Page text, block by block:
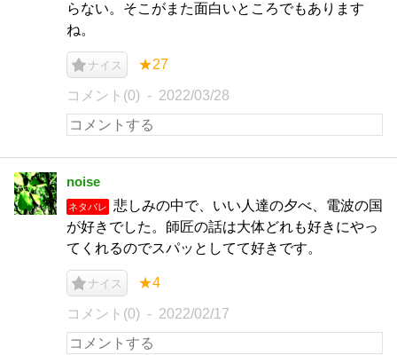
らない。そこがまた面白いところでもあります
ね。
ナイス ★27
コメント(0) 2022/03/28
noise
ネタバレ
悲しみの中で、いい人達の夕べ、電波の国
が好きでした。師匠の話は大体どれも好きにやっ
てくれるのでスパッとしてて好きです。
ナイス ★4
コメント(0) 2022/02/17